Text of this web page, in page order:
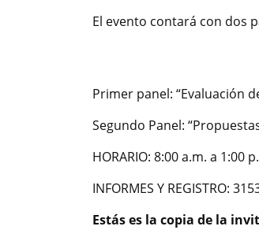
El evento contará con dos
Primer panel: “Evaluación
Segundo Panel:
HORARIO: 8:00 a.m. a 1:00
INFORMES Y REGISTRO:
Estás es la copia de la